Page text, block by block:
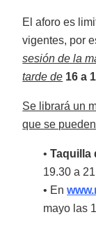
El aforo es
vigentes, por
sesión de la
tarde de 16 a
Se librará un
que se pueden
•Taquilla
19.30 a
• En
mayo las